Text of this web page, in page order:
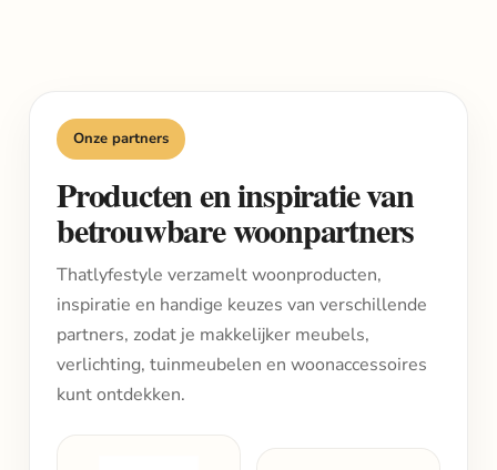
Onze partners
Producten en inspiratie van
betrouwbare woonpartners
Thatlyfestyle verzamelt woonproducten,
inspiratie en handige keuzes van verschillende
partners, zodat je makkelijker meubels,
verlichting, tuinmeubelen en woonaccessoires
kunt ontdekken.